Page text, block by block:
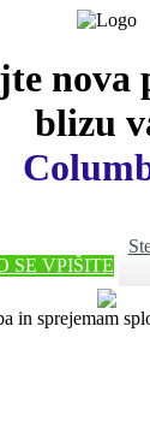
nova
blizu
SE VPIŠITE
in sprejemam